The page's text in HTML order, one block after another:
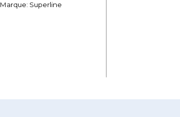
Marque: Superline